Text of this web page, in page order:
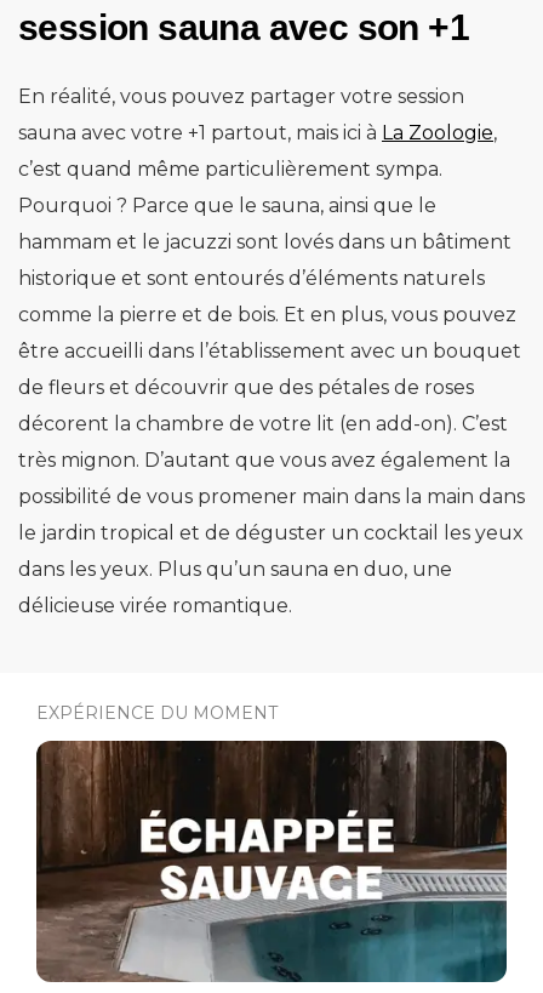
session sauna avec son +1
En réalité, vous pouvez partager votre session
sauna avec votre +1 partout, mais ici à La Zoologie,
c’est quand même particulièrement sympa.
Pourquoi ? Parce que le sauna, ainsi que le
hammam et le jacuzzi sont lovés dans un bâtiment
historique et sont entourés d’éléments naturels
comme la pierre et de bois. Et en plus, vous pouvez
être accueilli dans l’établissement avec un bouquet
de fleurs et découvrir que des pétales de roses
décorent la chambre de votre lit (en add-on). C’est
très mignon. D’autant que vous avez également la
possibilité de vous promener main dans la main dans
le jardin tropical et de déguster un cocktail les yeux
dans les yeux. Plus qu’un sauna en duo, une
délicieuse virée romantique.
EXPÉRIENCE DU MOMENT